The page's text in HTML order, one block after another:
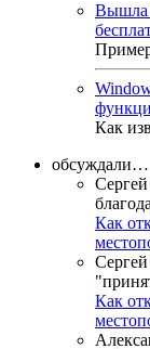
Вышла
Как
обсуждали…
Как
Как